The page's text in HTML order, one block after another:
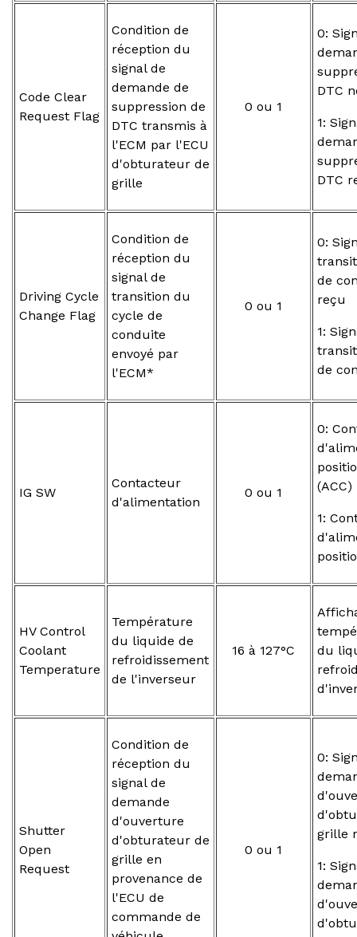
Code Clear
Request Flag
Condition de
réception du
signal de
demande de
suppression de
DTC transmis à
l'ECM par l'ECU
d'obturateur de
grille
0 ou 1
0:
DTC
1:
DTC
Driving Cycle
Change Flag
Condition de
réception du
signal de
transition du
cycle de
conduite
envoyé par
l'ECM*
0 ou 1
0:
de
reçu
1:
de
IG SW
Contacteur
d'alimentation
0 ou 1
0:
(ACC)
1:
HV Control
Coolant
Temperature
Température
du liquide de
refroidissement
de l'inverseur
16 à 127°C
du
Shutter
Open
Request
Condition de
réception du
signal de
demande
d'ouverture
d'obturateur de
grille en
provenance de
l'ECU de
commande de
0 ou 1
0:
grille
1: